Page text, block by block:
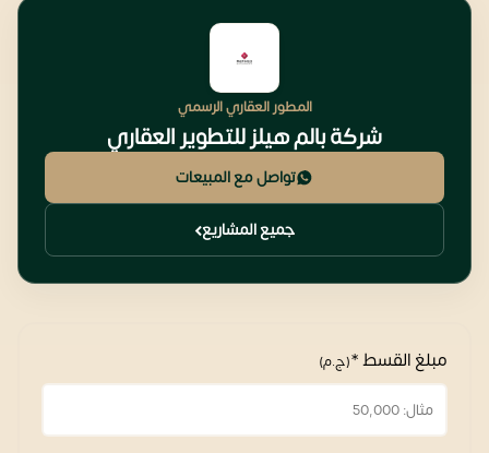
المطور العقاري الرسمي
شركة بالم هيلز للتطوير العقاري
تواصل مع المبيعات
جميع المشاريع
مبلغ القسط *(ج.م)